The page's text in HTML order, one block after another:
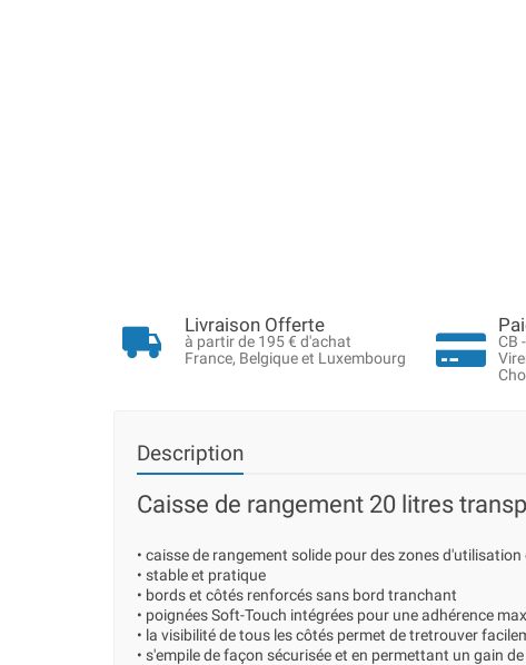
Livraison Offerte
à partir de 195 € d'achat
France, Belgique et Luxembourg
CB
Description
Caisse de rangement 20 litres
• caisse de rangement solide pour des zones
• stable et pratique
• bords et côtés renforcés sans bord tranchant
• poignées Soft-Touch intégrées pour une adhérence
• la visibilité de tous les côtés permet de tretrouver
• s'empile de façon sécurisée et en permettant un gain